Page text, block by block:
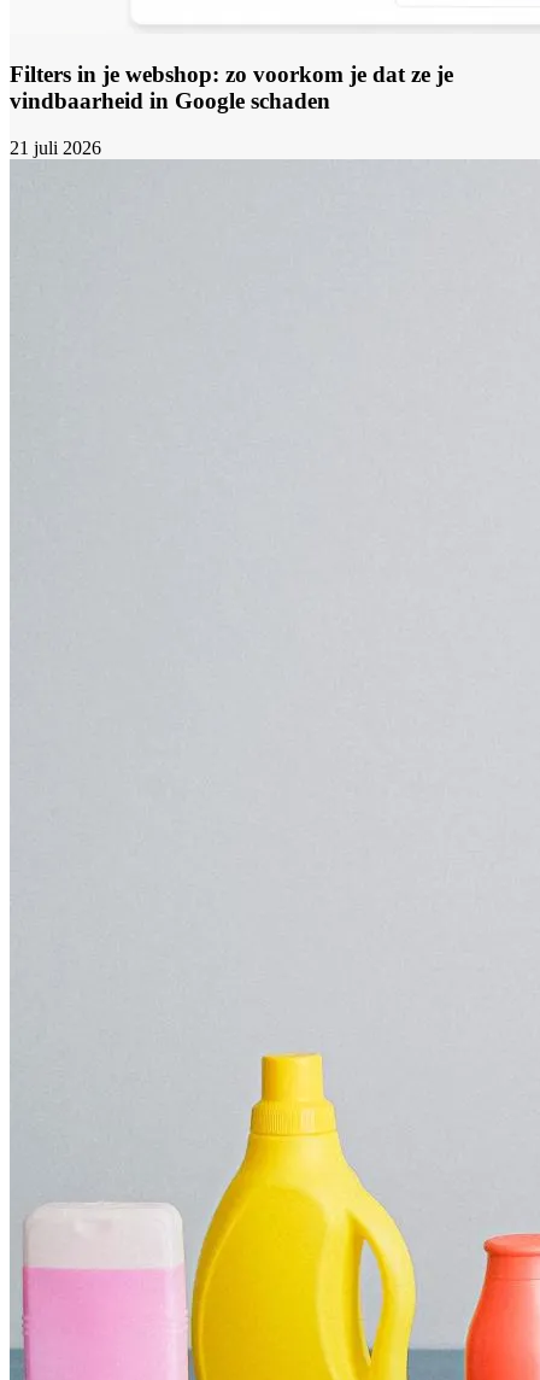
Filters in je webshop: zo voorkom je dat ze je
vindbaarheid in Google schaden
21 juli 2026